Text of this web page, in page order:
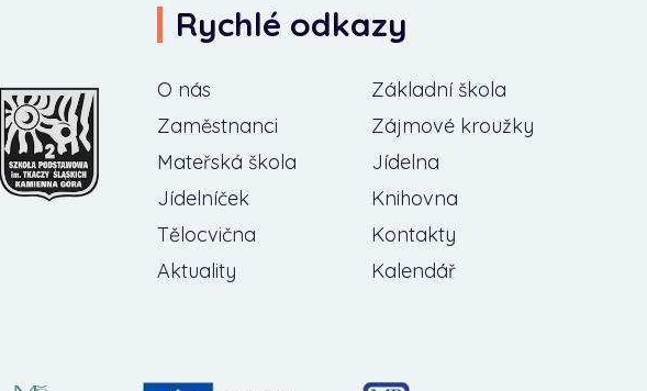
Rychlé odkazy
O nás
Základní škola
Zaměstnanci
Zájmové kroužky
Mateřská škola
Jídelna
Jídelníček
Knihovna
Tělocvična
Kontakty
Aktuality
Kalendář